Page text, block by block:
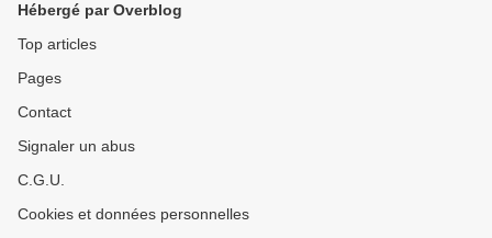
Hébergé par Overblog
Top articles
Pages
Contact
Signaler un abus
C.G.U.
Cookies et données personnelles